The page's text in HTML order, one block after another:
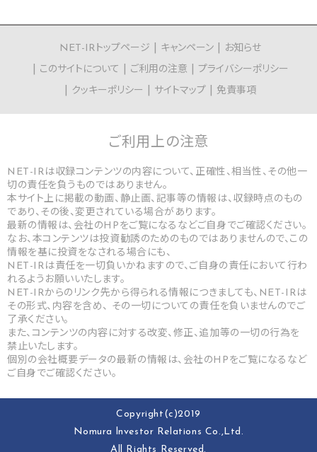
NET-IRトップページ キャンペーン
お知らせ
このサイトについて
ご利用の注意
プライバシーポリシー
クッキーポリシー
サイトマップ 免責事項
ご利用上の注意
NET-IRは収録コンテンツの内容について、正確性、相当性、その他一
切の責任を負うものではありません。
本サイト上に掲載の動画、静止画、記事等の情報は、収録時点のもの
であり、その後、変更されている場合があります。
最新の情報は、会社のHPをご覧になるなどご自身でご確認ください。
なお、本コンテンツは投資勧誘のためのものではありませんので、この
情報を基に投資をなされる場合にも、
NET-IRは責任を一切負いかねますので、ご自身の責任において行わ
れるようお願いいたします。
NET-IRからのリンク先から得られる情報につきましても、NET-IRは
その形式、内容を含め、 その一切についての責任を負いませんのでご
了承ください。
また、コンテンツの内容に対する改変、修正、追加等の一切の行為を
禁止いたします。
個別の会社概要データの最新の情報は、会社のHPをご覧になるなど
ご自身でご確認ください。
Copyright(c)2019
Nomura lnvestor Relations Co.,Ltd.
All Rights Reserved.